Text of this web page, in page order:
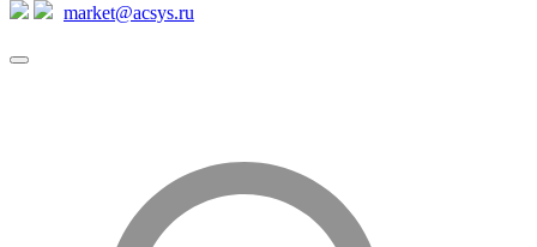
market@acsys.ru
Toggle